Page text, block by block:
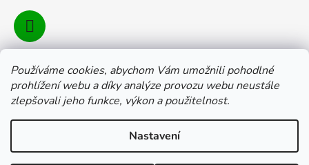
Používáme cookies, abychom Vám umožnili pohodlné
prohlížení webu a díky analýze provozu webu neustále
zlepšovali jeho funkce, výkon a použitelnost.
Nastavení
Facebook
Vytvořil Shoptet